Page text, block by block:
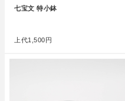
七宝文 特小鉢
上代1,500円